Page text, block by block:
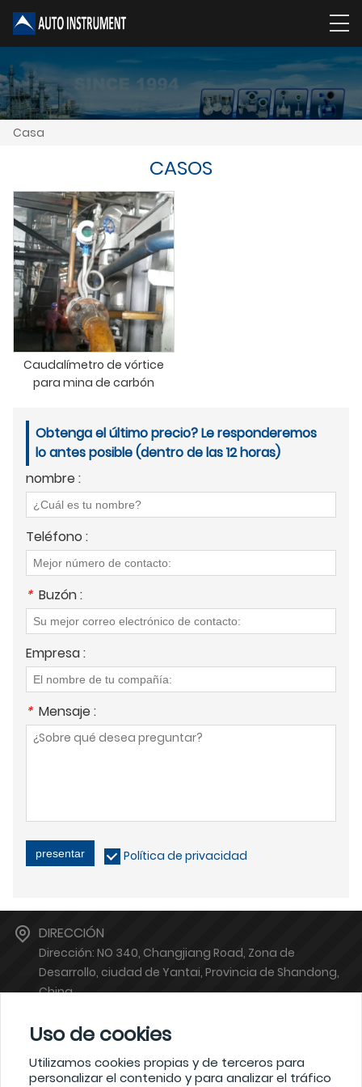
Casa
CASOS
Caudalímetro de vórtice
para mina de carbón
Obtenga el último precio? Le responderemos
lo antes posible (dentro de las 12 horas)
nombre :
Teléfono :
* Buzón :
Empresa :
* Mensaje :
presentar Política de privacidad
DIRECCIÓN
Dirección: NO 340, Changjiang Road, Zona de
Desarrollo, ciudad de Yantai, Provincia de Shandong,
China
atsales@atinstruments.com
TELÉFONO
+86-6778766
Uso de cookies
Utilizamos cookies propias y de terceros para
personalizar el contenido y para analizar el tráfico